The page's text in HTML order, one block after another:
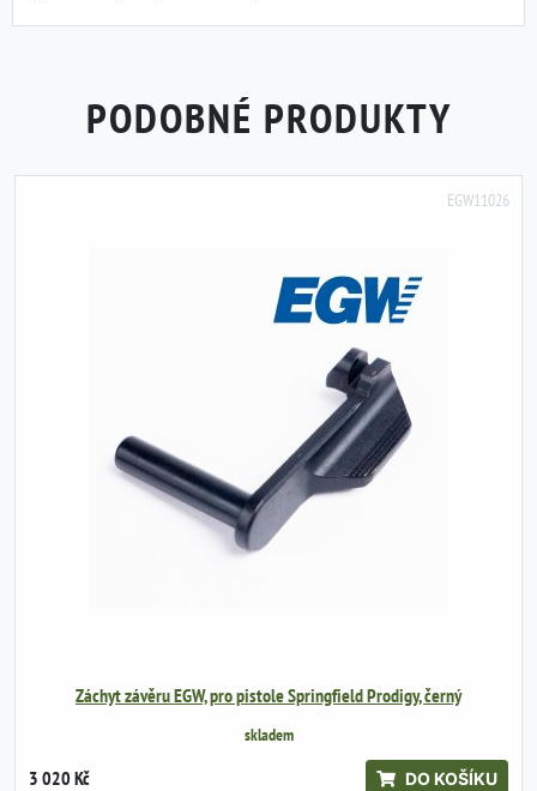
PODOBNÉ PRODUKTY
EGW11026
Záchyt závěru EGW, pro pistole Springfield Prodigy, černý
skladem
3 020 Kč DO KOŠÍKU